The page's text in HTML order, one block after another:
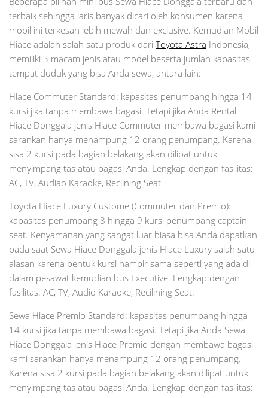
terbaik sehingga laris banyak dicari oleh konsumen karena
mobil ini terkesan lebih mewah dan exclusive. Kemudian Mobil
Hiace adalah salah satu produk dari Toyota Astra Indonesia,
memiliki 3 macam jenis atau model beserta jumlah kapasitas
tempat duduk yang bisa Anda sewa, antara lain:
Hiace Commuter Standard: kapasitas penumpang hingga 14
kursi jika tanpa membawa bagasi. Tetapi jika Anda Rental
Hiace Donggala jenis Hiace Commuter membawa bagasi kami
sarankan hanya menampung 12 orang penumpang. Karena
sisa 2 kursi pada bagian belakang akan dilipat untuk
menyimpang tas atau bagasi Anda. Lengkap dengan fasilitas:
AC, TV, Audiao Karaoke, Reclining Seat.
Toyota Hiace Luxury Custome (Commuter dan Premio):
kapasitas penumpang 8 hingga 9 kursi penumpang captain
seat. Kenyamanan yang sangat luar biasa bisa Anda dapatkan
pada saat Sewa Hiace Donggala jenis Hiace Luxury salah satu
alasan karena bentuk kursi hampir sama seperti yang ada di
dalam pesawat kemudian bus Executive. Lengkap dengan
fasilitas: AC, TV, Audio Karaoke, Recilining Seat.
Sewa Hiace Premio Standard: kapasitas penumpang hingga
14 kursi jika tanpa membawa bagasi. Tetapi jika Anda Sewa
Hiace Donggala jenis Hiace Premio dengan membawa bagasi
kami sarankan hanya menampung 12 orang penumpang.
Karena sisa 2 kursi pada bagian belakang akan dilipat untuk
menyimpang tas atau bagasi Anda. Lengkap dengan fasilitas: